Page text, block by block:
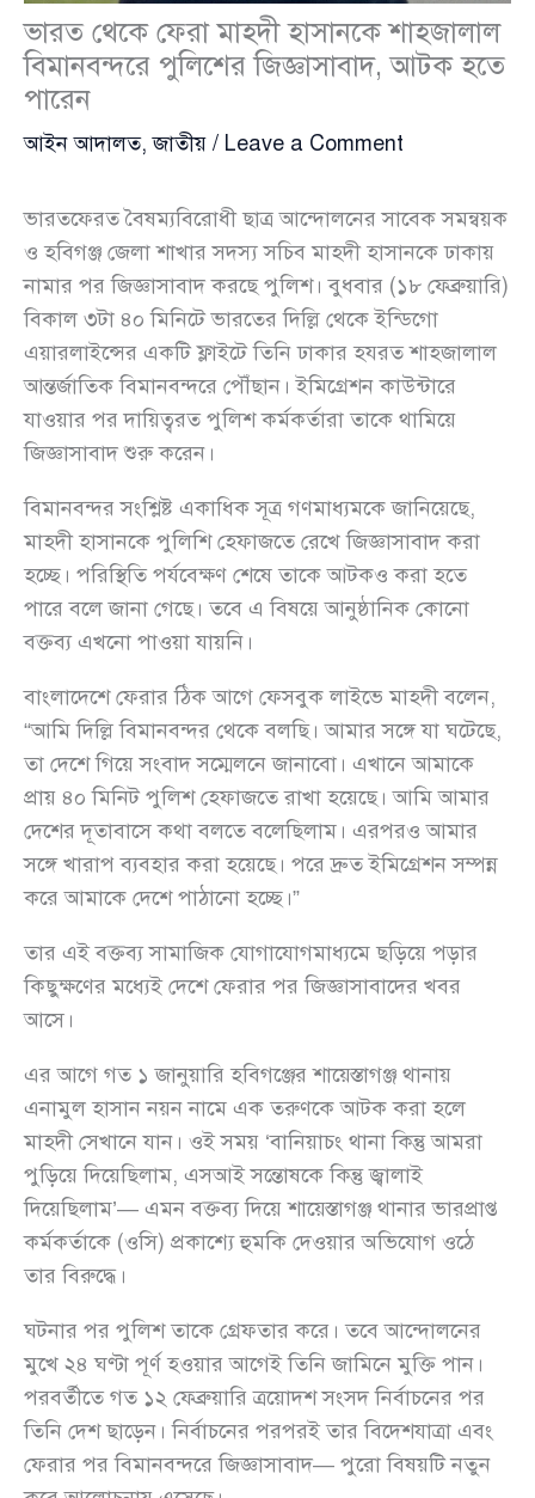
ভারত থেকে ফেরা মাহদী হাসানকে শাহজালাল
বিমানবন্দরে পুলিশের জিজ্ঞাসাবাদ, আটক হতে
পারেন
আইন আদালত,জাতীয় / Leave a Comment
ভারতফেরত বৈষম্যবিরোধী ছাত্র আন্দোলনের সাবেক সমন্বয়ক
ও হবিগঞ্জ জেলা শাখার সদস্য সচিব মাহদী হাসানকে ঢাকায়
নামার পর জিজ্ঞাসাবাদ করছে পুলিশ। বুধবার (১৮ ফেব্রুয়ারি)
বিকাল ৩টা ৪০ মিনিটে ভারতের দিল্লি থেকে ইন্ডিগো
এয়ারলাইন্সের একটি ফ্লাইটে তিনি ঢাকার হযরত শাহজালাল
আন্তর্জাতিক বিমানবন্দরে পৌঁছান। ইমিগ্রেশন কাউন্টারে
যাওয়ার পর দায়িত্বরত পুলিশ কর্মকর্তারা তাকে থামিয়ে
জিজ্ঞাসাবাদ শুরু করেন।
বিমানবন্দর সংশ্লিষ্ট একাধিক সূত্র গণমাধ্যমকে জানিয়েছে,
মাহদী হাসানকে পুলিশি হেফাজতে রেখে জিজ্ঞাসাবাদ করা
হচ্ছে। পরিস্থিতি পর্যবেক্ষণ শেষে তাকে আটকও করা হতে
পারে বলে জানা গেছে। তবে এ বিষয়ে আনুষ্ঠানিক কোনো
বক্তব্য এখনো পাওয়া যায়নি।
বাংলাদেশে ফেরার ঠিক আগে ফেসবুক লাইভে মাহদী বলেন,
“আমি দিল্লি বিমানবন্দর থেকে বলছি। আমার সঙ্গে যা ঘটেছে,
তা দেশে গিয়ে সংবাদ সম্মেলনে জানাবো। এখানে আমাকে
প্রায় ৪০ মিনিট পুলিশ হেফাজতে রাখা হয়েছে। আমি আমার
দেশের দূতাবাসে কথা বলতে বলেছিলাম। এরপরও আমার
সঙ্গে খারাপ ব্যবহার করা হয়েছে। পরে দ্রুত ইমিগ্রেশন সম্পন্ন
করে আমাকে দেশে পাঠানো হচ্ছে।”
তার এই বক্তব্য সামাজিক যোগাযোগমাধ্যমে ছড়িয়ে পড়ার
কিছুক্ষণের মধ্যেই দেশে ফেরার পর জিজ্ঞাসাবাদের খবর
আসে।
এর আগে গত ১ জানুয়ারি হবিগঞ্জের শায়েস্তাগঞ্জ থানায়
এনামুল হাসান নয়ন নামে এক তরুণকে আটক করা হলে
মাহদী সেখানে যান। ওই সময় ‘বানিয়াচং থানা কিন্তু আমরা
পুড়িয়ে দিয়েছিলাম, এসআই সন্তোষকে কিন্তু জ্বালাই
দিয়েছিলাম’— এমন বক্তব্য দিয়ে শায়েস্তাগঞ্জ থানার ভারপ্রাপ্ত
কর্মকর্তাকে (ওসি) প্রকাশ্যে হুমকি দেওয়ার অভিযোগ ওঠে
তার বিরুদ্ধে।
ঘটনার পর পুলিশ তাকে গ্রেফতার করে। তবে আন্দোলনের
মুখে ২৪ ঘণ্টা পূর্ণ হওয়ার আগেই তিনি জামিনে মুক্তি পান।
পরবর্তীতে গত ১২ ফেব্রুয়ারি ত্রয়োদশ সংসদ নির্বাচনের পর
তিনি দেশ ছাড়েন। নির্বাচনের পরপরই তার বিদেশযাত্রা এবং
ফেরার পর বিমানবন্দরে জিজ্ঞাসাবাদ— পুরো বিষয়টি নতুন